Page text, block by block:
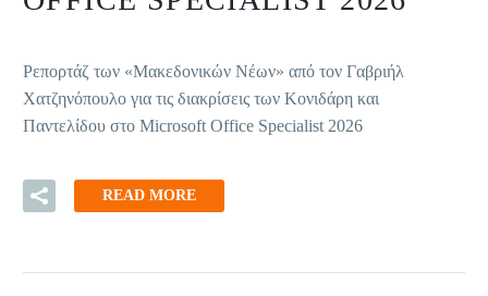
Ρεπορτάζ των «Μακεδονικών Νέων» από τον Γαβριήλ
Χατζηνόπουλο για τις διακρίσεις των Κονιδάρη και
Παντελίδου στο Microsoft Office Specialist 2026
READ MORE